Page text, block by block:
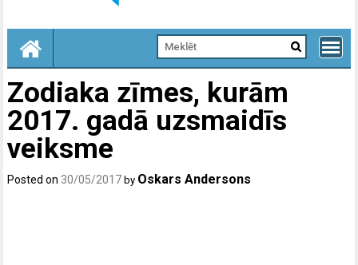
Zodiaka zīmes, kurām
2017. gadā uzsmaidīs
veiksme
Posted on 30/05/2017 by Oskars Andersons